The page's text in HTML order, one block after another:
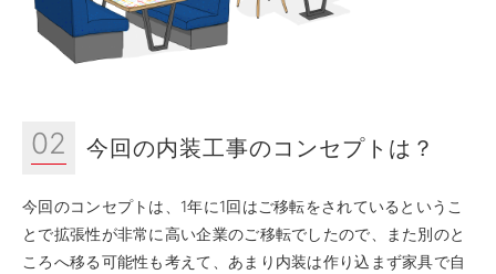
02 今回の内装工事のコンセプトは？
今回のコンセプトは、1年に1回はご移転をされているというこ
とで拡張性が非常に高い企業のご移転でしたので、また別のと
ころへ移る可能性も考えて、あまり内装は作り込まず家具で自